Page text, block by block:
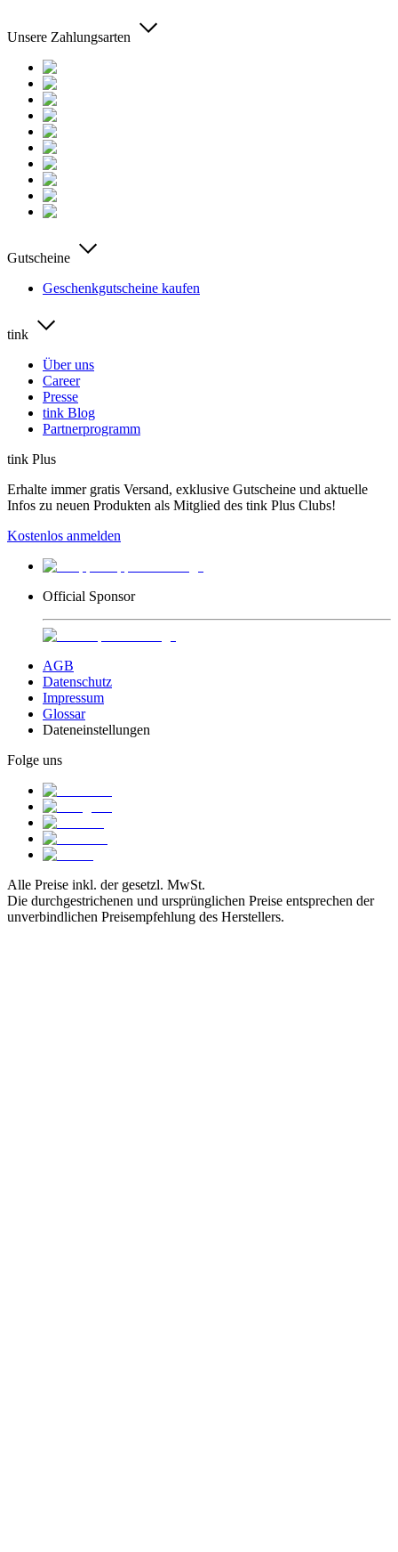
Unsere Zahlungsarten
Gutscheine
Geschenkgutscheine kaufen
tink
Über uns
Career
Presse
tink Blog
Partnerprogramm
tink Plus
Erhalte immer gratis Versand, exklusive Gutscheine und aktuelle
Infos zu neuen Produkten als Mitglied des tink Plus Clubs!
Kostenlos anmelden
Official Sponsor
AGB
Datenschutz
Impressum
Glossar
Dateneinstellungen
Folge uns
Alle Preise inkl. der gesetzl. MwSt.
Die durchgestrichenen und ursprünglichen Preise entsprechen der
unverbindlichen Preisempfehlung des Herstellers.